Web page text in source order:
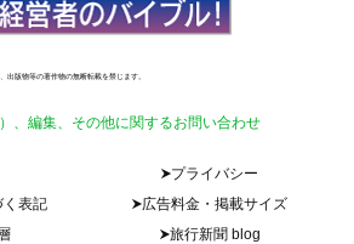
出版物等の著作物の無断転載を禁じます。
、編集、その他に関するお問い合わせ
プライバシー
表記
広告料金・掲載サイズ
旅行新聞 blog